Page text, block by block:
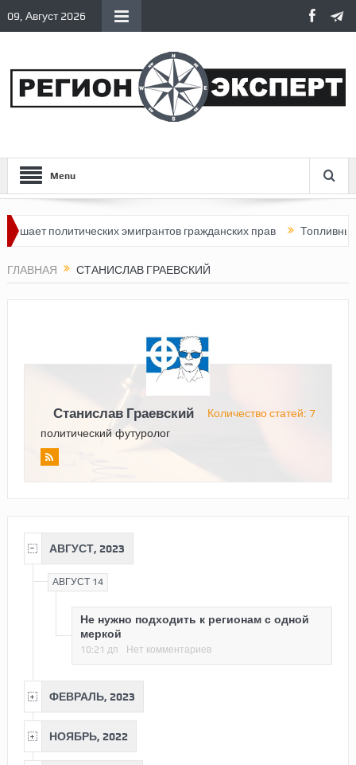
09, Август 2026
Menu
политических эмигрантов гражданских прав Топливный
ГЛАВНАЯ СТАНИСЛАВ ГРАЕВСКИЙ
Станислав Граевский Количество статей: 7
политический футуролог
АВГУСТ, 2023
АВГУСТ 14
Не нужно подходить к регионам с одной
меркой
10:21 дп Нет комментариев
ФЕВРАЛЬ, 2023
НОЯБРЬ, 2022